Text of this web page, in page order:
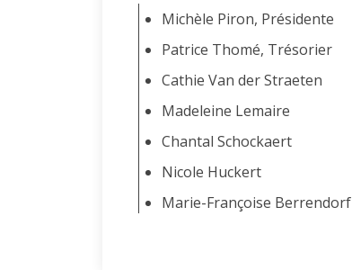
Michèle Piron, Présidente
Patrice Thomé, Trésorier
Cathie Van der Straeten
Madeleine Lemaire
Chantal Schockaert
Nicole Huckert
Marie-Françoise Berrendorf